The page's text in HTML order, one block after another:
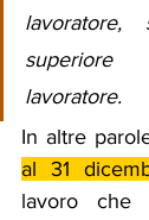
lavoratore.
In altre
al 31
lavoro che